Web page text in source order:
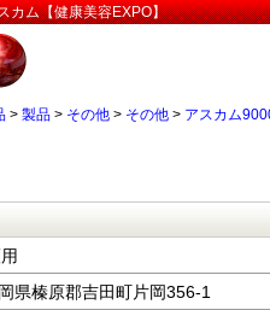
カム【健康美容EXPO】
> 製品 > その他 > その他 > アスカム
榛原郡吉田町片岡356-1